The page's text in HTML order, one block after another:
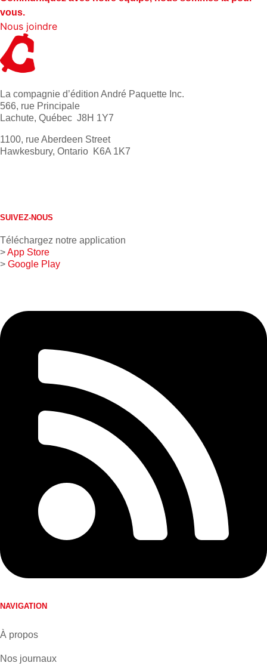
vous.
Nous joindre
La compagnie d’édition André Paquette Inc.
566, rue Principale
Lachute, Québec J8H 1Y7
1100, rue Aberdeen Street
Hawkesbury, Ontario K6A 1K7
SUIVEZ-NOUS
Téléchargez notre application
>App Store
> Google Play
NAVIGATION
À propos
Nos journaux